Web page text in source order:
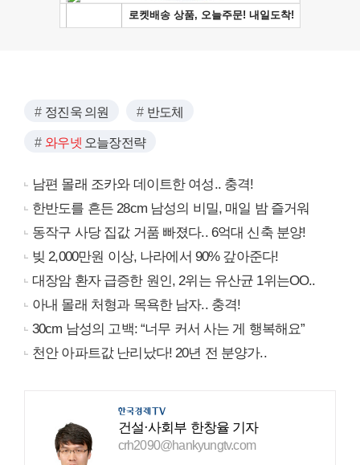
정진욱 의원 반도체
와우넷 오늘장전략
남편 몰래 조카와 데이트한 여성.. 충격!
한반도를 흔든 28cm 남성의 비밀, 매일 밤 즐거워
동작구 사당 집값 거품 빠졌다.. 6억대 신축 분양!
빚 2,000만원 이상, 나라에서 90% 갚아준다!
대장암 환자 급증한 원인, 2위는 유산균 1위는OO..
아내 몰래 처형과 목욕한 남자.. 충격!
30cm 남성의 고백: “너무 커서 사는 게 행복해요”
천안 아파트값 난리났다! 20년 전 분양가..
건설·사회부 한창율 기자
crh2090@hankyungtv.com